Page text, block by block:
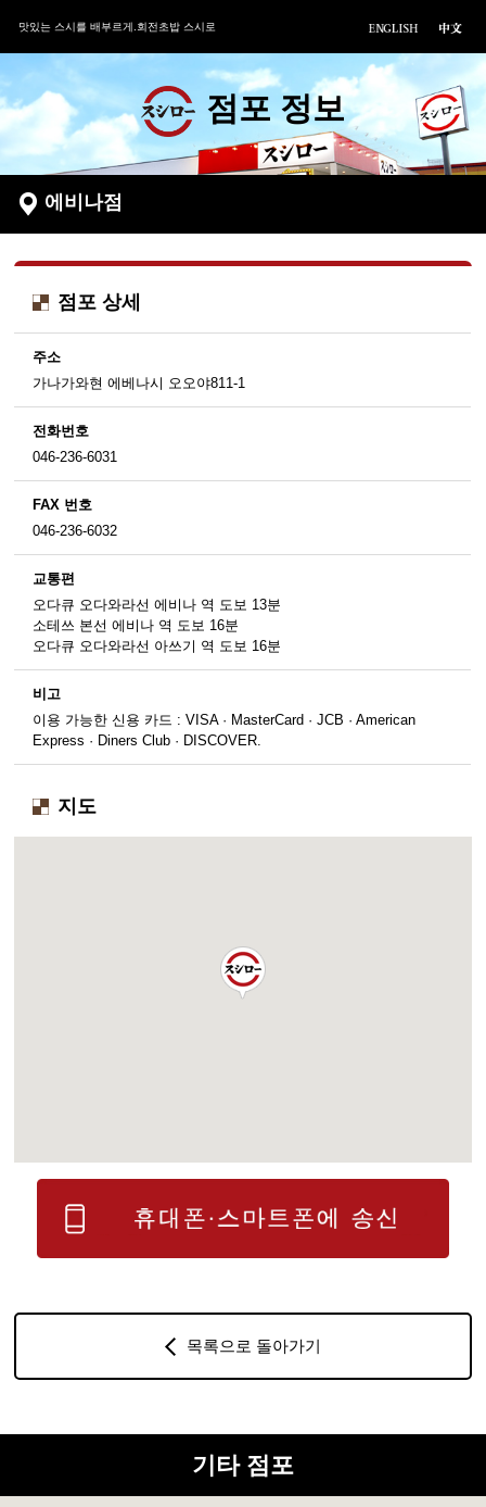
맛있는 스시를 배부르게.회전초밥 스시로
점포 정보
에비나점
점포 상세
주소
가나가와현 에베나시 오오야811-1
전화번호
046-236-6031
FAX 번호
046-236-6032
교통편
오다큐 오다와라선 에비나 역 도보 13분
소테쓰 본선 에비나 역 도보 16분
오다큐 오다와라선 아쓰기 역 도보 16분
비고
이용 가능한 신용 카드 : VISA · MasterCard · JCB · American
Express · Diners Club · DISCOVER.
지도
목록으로 돌아가기
기타 점포